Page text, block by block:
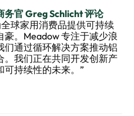
务官 Greg Schlicht 评论
全球家用消费品提供可持续
。Meadow 专注于减少浪
们通过循环解决方案推动铝
。我们正在共同开发创新产
持续性的未来。”